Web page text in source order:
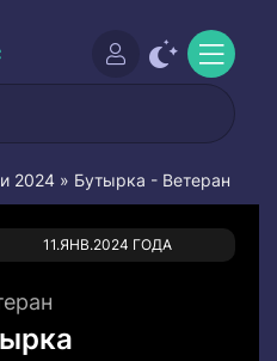
2024 » Бутырка - Ветеран
11.ЯНВ.2024 ГОДА
0